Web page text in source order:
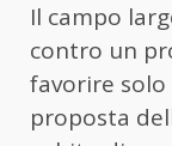
Il campo
contro un
favorire solo
proposta